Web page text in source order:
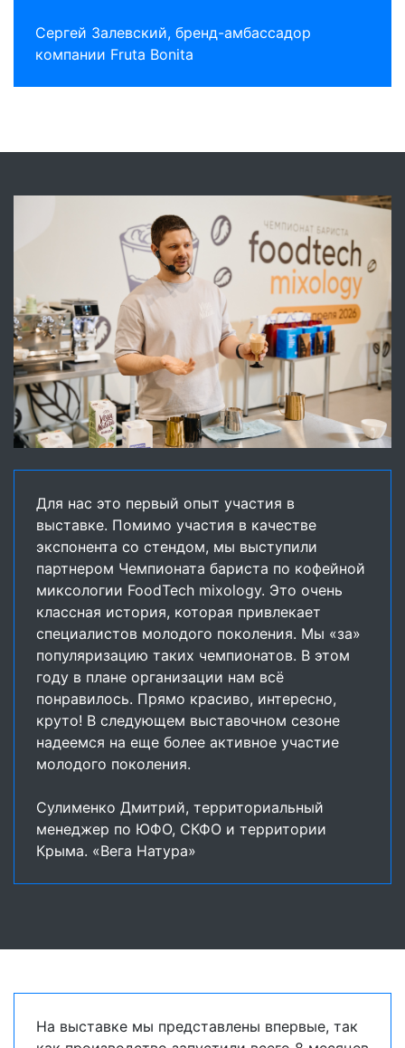
Сергей Залевский, бренд-амбассадор
компании Fruta Bonita
Для нас это первый опыт участия в
выставке. Помимо участия в качестве
экспонента со стендом, мы выступили
партнером Чемпионата бариста по кофейной
миксологии FoodTech mixology. Это очень
классная история, которая привлекает
специалистов молодого поколения. Мы «за»
популяризацию таких чемпионатов. В этом
году в плане организации нам всё
понравилось. Прямо красиво, интересно,
круто! В следующем выставочном сезоне
надеемся на еще более активное участие
молодого поколения.
Сулименко Дмитрий, территориальный
менеджер по ЮФО, СКФО и территории
Крыма. «Вега Натура»
На выставке мы представлены впервые, так